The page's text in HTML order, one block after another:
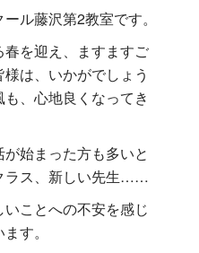
ル藤沢第2教室です。
を迎え、ますますご
は、いかがでしょう
、心地良くなってき
始まった方も多いと
ラス、新しい先生……
ことへの不安を感じ
す。